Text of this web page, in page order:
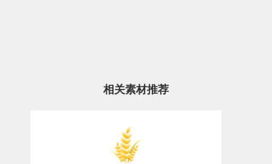
相关素材推荐